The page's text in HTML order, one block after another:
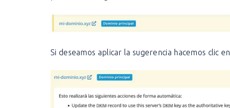
Si deseamos aplicar la sugerencia hacemos clic en